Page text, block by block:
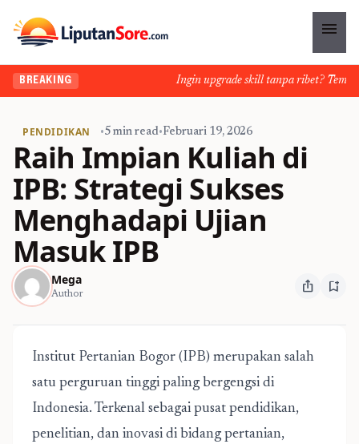
menu
BREAKING Ingin upgrade skill tanpa ribet?
PENDIDIKAN •5 min read•Februari 19, 2026
Raih Impian Kuliah di
IPB: Strategi Sukses
Menghadapi Ujian
Masuk IPB
Mega
Author ios_share bookmark_add
Institut Pertanian Bogor (IPB) merupakan salah
satu perguruan tinggi paling bergengsi di
Indonesia. Terkenal sebagai pusat pendidikan,
penelitian, dan inovasi di bidang pertanian,